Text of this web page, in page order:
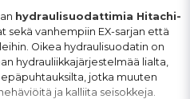
hydraulisuodattimia Hitachi-
sekä vanhempiin EX-sarjan että
Oikea hydraulisuodatin on
hydrauliikkajärjestelmää lialta,
jotka muuten
ja kalliita seisokkeja.